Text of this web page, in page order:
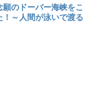
願のドーバー海峡をこ
～人間が泳いで渡る